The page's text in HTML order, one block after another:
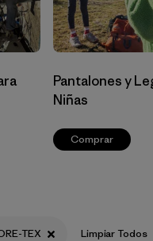
Pantalones y
Niñas
Comprar
TEX Limpiar Todos